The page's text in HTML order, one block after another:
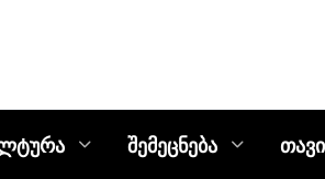
შემეცნება